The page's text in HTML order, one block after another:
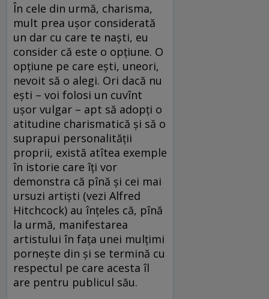
În cele din urmă, charisma,
mult prea ușor considerată
un dar cu care te naști, eu
consider că este o opțiune. O
opțiune pe care ești, uneori,
nevoit să o alegi. Ori dacă nu
ești – voi folosi un cuvînt
ușor vulgar – apt să adopți o
atitudine charismatică și să o
suprapui personalității
proprii, există atîtea exemple
în istorie care îți vor
demonstra că pînă și cei mai
ursuzi artiști (vezi Alfred
Hitchcock) au înțeles că, pînă
la urmă, manifestarea
artistului în fața unei mulțimi
pornește din și se termină cu
respectul pe care acesta îl
are pentru publicul său.